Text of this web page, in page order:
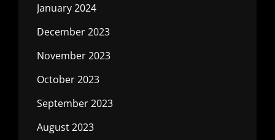
January 2024
December 2023
November 2023
October 2023
September 2023
August 2023